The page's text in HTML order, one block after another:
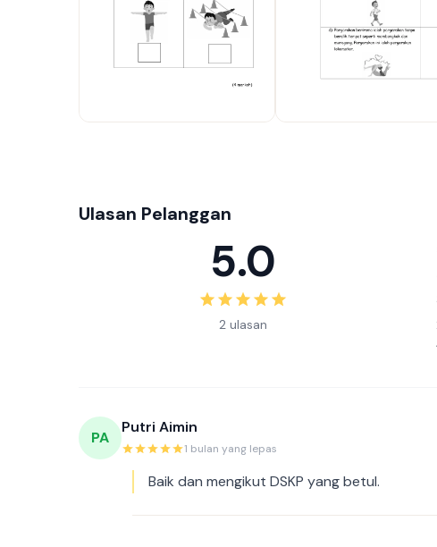
Ulasan Pelanggan
5.0
2 ulasan
PA
Putri Aimin
1 bulan yang lepas
Baik dan mengikut DSKP yang betul.